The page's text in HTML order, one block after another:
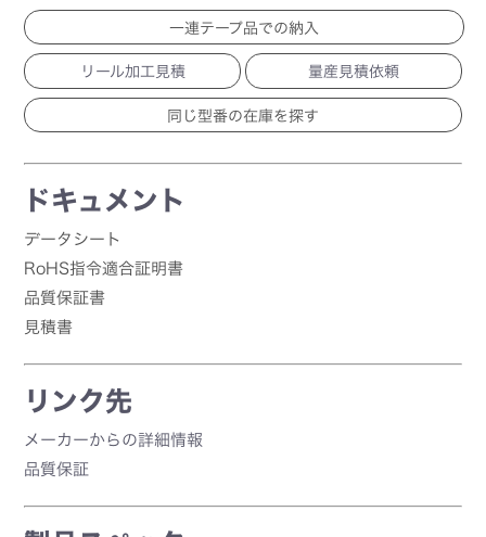
一連テープ品での納入
リール加工見積 量産見積依頼
ドキュメント
データシート
RoHS指令適合証明書
品質保証書
見積書
リンク先
メーカーからの詳細情報
品質保証